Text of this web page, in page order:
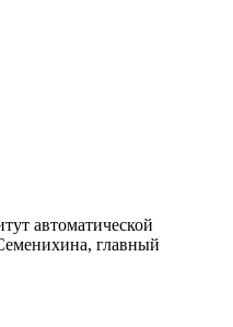
автоматической
главный